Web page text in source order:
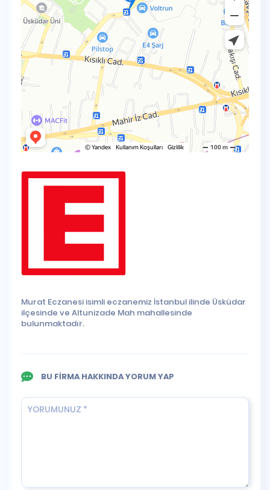
Murat Eczanesi isimli eczanemiz İstanbul ilinde Üsküdar
ilçesinde ve Altunizade Mah mahallesinde
bulunmaktadır.
BU FİRMA HAKKINDA YORUM YAP